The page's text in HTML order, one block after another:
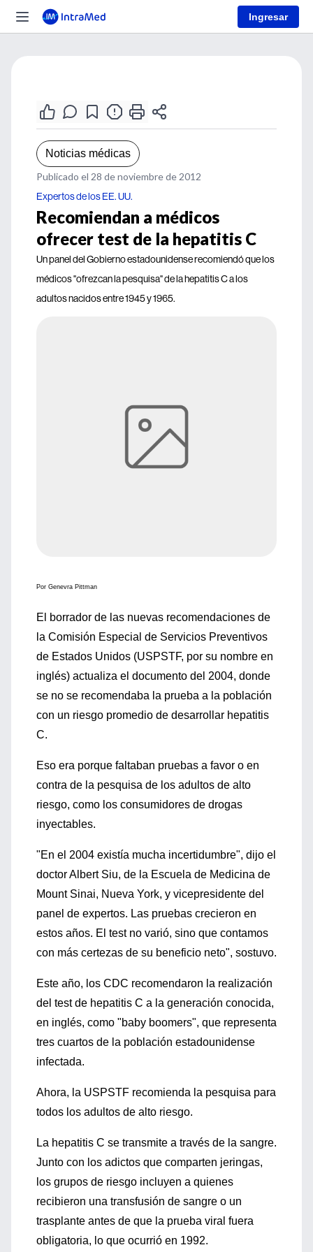
Ingresar
Noticias médicas
Publicado el 28 de noviembre de 2012
Expertos de los EE. UU.
Recomiendan a médicos
ofrecer test de la hepatitis C
Un panel del Gobierno estadounidense recomiendó que los
médicos "ofrezcan la pesquisa" de la hepatitis C a los
adultos nacidos entre 1945 y 1965.
Por Genevra Pittman
El borrador de las nuevas recomendaciones de
la Comisión Especial de Servicios Preventivos
de Estados Unidos (USPSTF, por su nombre en
inglés) actualiza el documento del 2004, donde
se no se recomendaba la prueba a la población
con un riesgo promedio de desarrollar hepatitis
C.
Eso era porque faltaban pruebas a favor o en
contra de la pesquisa de los adultos de alto
riesgo, como los consumidores de drogas
inyectables.
"En el 2004 existía mucha incertidumbre", dijo el
doctor Albert Siu, de la Escuela de Medicina de
Mount Sinai, Nueva York, y vicepresidente del
panel de expertos. Las pruebas crecieron en
estos años. El test no varió, sino que contamos
con más certezas de su beneficio neto", sostuvo.
Este año, los CDC recomendaron la realización
del test de hepatitis C a la generación conocida,
en inglés, como "baby boomers", que representa
tres cuartos de la población estadounidense
infectada.
Ahora, la USPSTF recomienda la pesquisa para
todos los adultos de alto riesgo.
La hepatitis C se transmite a través de la sangre.
Junto con los adictos que comparten jeringas,
los grupos de riesgo incluyen a quienes
recibieron una transfusión de sangre o un
trasplante antes de que la prueba viral fuera
obligatoria, lo que ocurrió en 1992.